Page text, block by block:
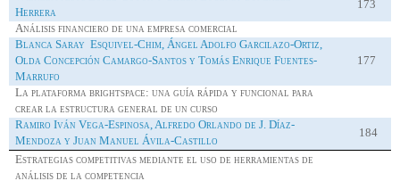
Herrera
173
Análisis financiero de una empresa comercial
Blanca Saray Esquivel-Chim, Ángel AdolfoGarcilazo-Ortiz,
Olda Concepción Camargo-Santos y Tomás Enrique Fuentes-
Marrufo
177
La plataformabrightspace: una guía rápida y funcional para
crear la estructura general de un curso
Ramiro Iván Vega-Espinosa, Alfredo Orlando de J. Díaz-
Mendoza y Juan Manuel Ávila-Castillo
184
Estrategias competitivas mediante el uso de herramientas de
análisis de la competencia